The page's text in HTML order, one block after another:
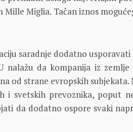
Miglia. Tačan iznos
saradnje dodatno
nalažu da kompanija iz zemlje
od strane evropskih subjekata.
i svetskih prevoznika, poput
da dodatno ospore svaki